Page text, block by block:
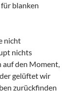
blanken
nicht
nichts
auf den Moment,
gelüftet wir
zurückfinden